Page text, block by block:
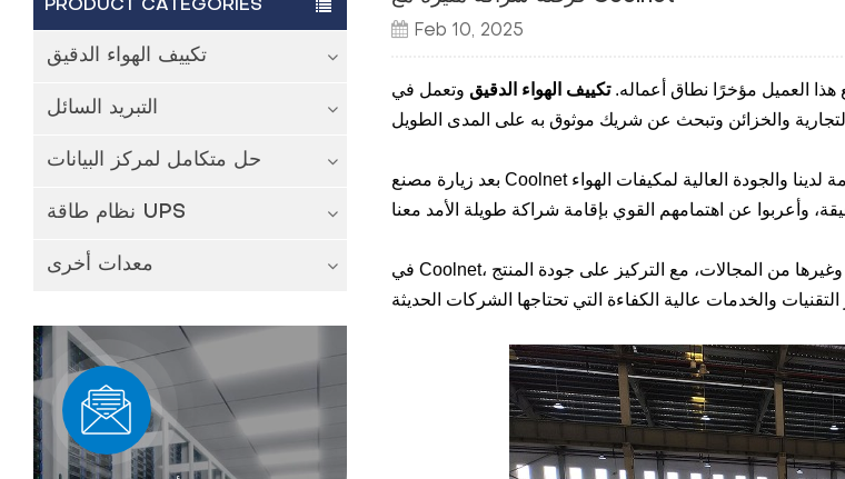
PRODUCT CATEGORIES
تكييف الهواء الدقيق
التبريد السائل
حل متكامل لمركز البيانات
نظام طاقة UPS
معدات أخرى
Feb 10, 2025
العميل مؤخرًا نطاق أعماله.تكييف الهواء الدقيق وتعمل في
بعد زيارة مصنع Coolnet والتعرف على منتجاتنا، يسعدنا جدًا أن نشارك أنهم أشادوا بشدة بعملية التصنيع المتقدمة لدينا والجودة العالية لمكيفات الهواء
من المجالات، مع التركيز على جودة المنتج